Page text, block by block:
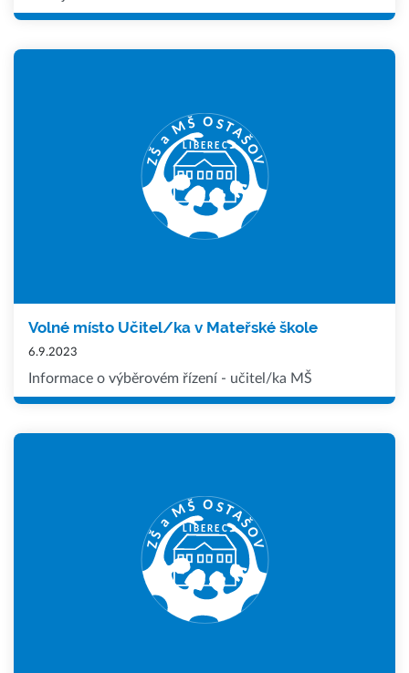
Volné místo Učitel/ka v Mateřské škole
6.9.2023
Informace o výběrovém řízení - učitel/ka MŠ